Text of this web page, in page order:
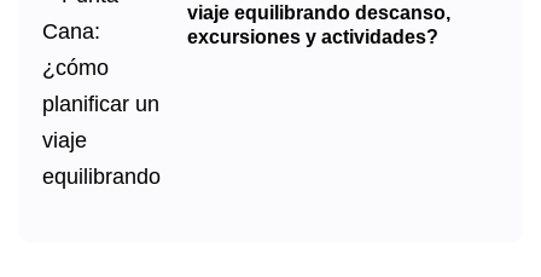
viaje equilibrando descanso,
excursiones y actividades?